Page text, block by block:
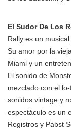
El Sudor De Los
Rally es un
Su amor por la
Miami y un
El sonido de
mezclado con el
sonidos vintage y
espectáculo es un
Registros y Pabst